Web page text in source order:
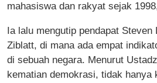
mahasiswa dan rakyat sejak
Ia lalu mengutip pendapat Steven
Ziblatt, di mana ada empat
di sebuah negara. Menurut
kematian demokrasi, tidak hanya